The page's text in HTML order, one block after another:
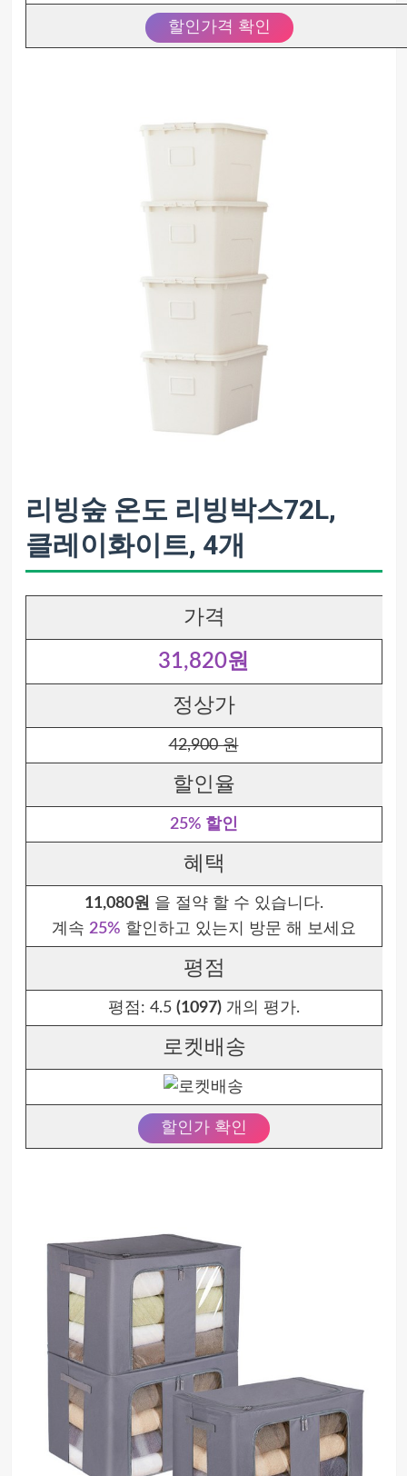
할인가격 확인
리빙숲 온도 리빙박스72L,
클레이화이트, 4개
가격
31,820원
정상가
42,900 원
할인율
25% 할인
혜택
11,080원 을 절약 할 수 있습니다.
계속 25% 할인하고 있는지 방문 해 보세요
평점
평점: 4.5 (1097)개의 평가.
로켓배송
할인가 확인